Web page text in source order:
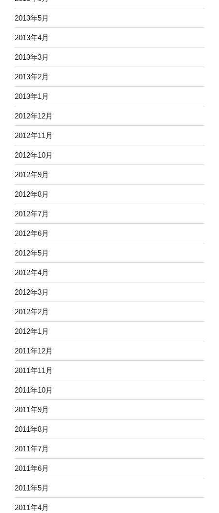
2013年5月
2013年4月
2013年3月
2013年2月
2013年1月
2012年12月
2012年11月
2012年10月
2012年9月
2012年8月
2012年7月
2012年6月
2012年5月
2012年4月
2012年3月
2012年2月
2012年1月
2011年12月
2011年11月
2011年10月
2011年9月
2011年8月
2011年7月
2011年6月
2011年5月
2011年4月